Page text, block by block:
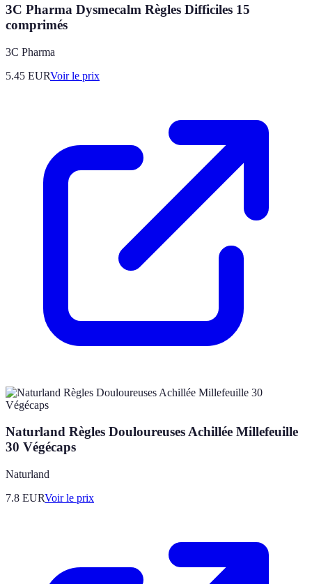
3C Pharma Dysmecalm Règles Difficiles 15
comprimés
3C Pharma
5.45 EURVoir le prix
Naturland Règles Douloureuses Achillée Millefeuille
30 Végécaps
Naturland
7.8 EURVoir le prix